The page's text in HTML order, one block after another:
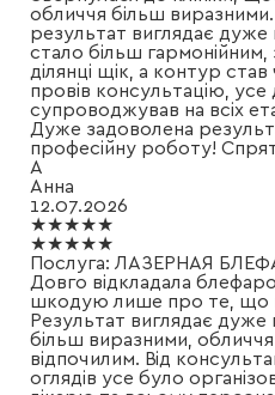
обличчя більш
результат виглядає
стало більш гармонійним,
ділянці щік, а контур
провів консультацію, усе
супроводжував на всіх
Дуже задоволена
професійну роботу!
А
Анна
12.07.2026
★★★★★
★★★★★
Послуга: ЛАЗЕРНАЯ
Довго відкладала
шкодую лише про те, що
Результат виглядає дуже
більш виразними,
відпочилим. Від
оглядів усе було